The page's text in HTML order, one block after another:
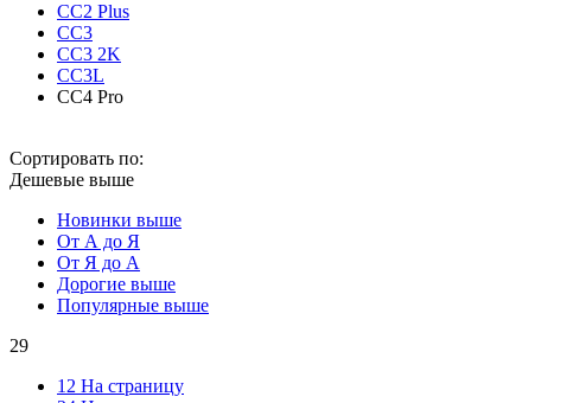
CC2 Plus
CC3
CC3 2K
CC3L
CC4 Pro
Сортировать по:
Дешевые выше
Новинки выше
От А до Я
От Я до А
Дорогие выше
Популярные выше
29
12 На страницу